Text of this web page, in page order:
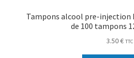
Tampons alcool pre-injection
de 100 tampons
3.50€ TTC